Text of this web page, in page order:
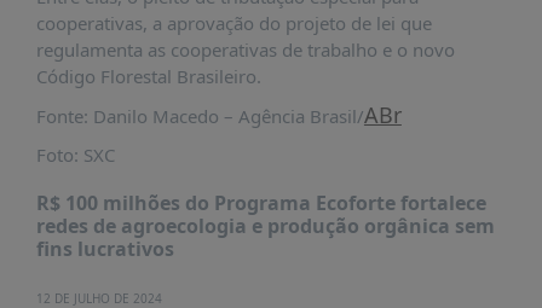
NOTÍCIAS
PRÊMIO
ABDE-
BID
PRÊMIO
DE
JORNALISMO
SABER
cooperativas, a aprovação do projeto de lei que
regulamenta as cooperativas de trabalho e o novo
Código Florestal Brasileiro.
Fonte: Danilo Macedo – Agência Brasil/ABr
Foto: SXC
R$ 100 milhões do Programa Ecoforte fortalece
redes de agroecologia e produção orgânica sem
fins lucrativos
12 DE JULHO DE 2024